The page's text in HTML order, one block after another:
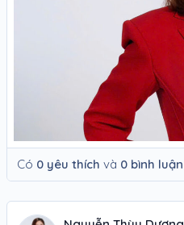
Có 0 yêu thích và 0 bình luận